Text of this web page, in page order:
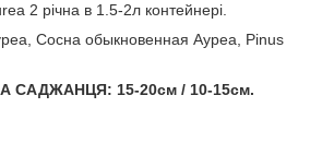
2 річна в 1.5-2л контейнері.
Сосна обыкновенная Ауреа, Pinus
САДЖАНЦЯ: 15-20см / 10-15см.